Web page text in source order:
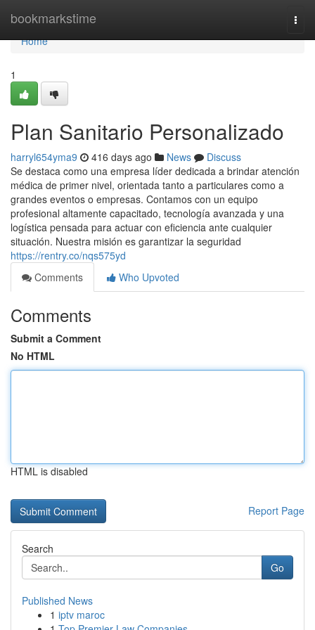
bookmarkstime
Home
Home
1
Plan Sanitario Personalizado
harryl654yma9 416 days ago News
Discuss
Se destaca como una empresa líder dedicada a brindar atención
médica de primer nivel, orientada tanto a particulares como a
grandes eventos o empresas. Contamos con un equipo
profesional altamente capacitado, tecnología avanzada y una
logística pensada para actuar con eficiencia ante cualquier
situación. Nuestra misión es garantizar la seguridad
https://rentry.co/nqs575yd
Comments
Who Upvoted
Comments
Submit a Comment
No HTML
HTML is disabled
Report Page
Search
Go
Published News
1 iptv maroc